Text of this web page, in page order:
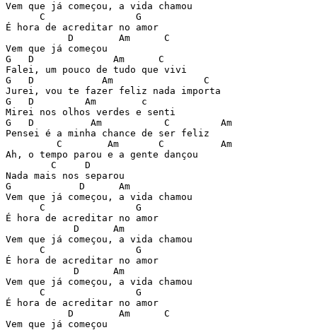
Vem que já começou, a vida chamou
      C                G
É hora de acreditar no amor
           D        Am      C
Vem que já começou
G   D              Am      C
Falei, um pouco de tudo que vivi
G   D            Am                C
Jurei, vou te fazer feliz nada importa
G   D         Am        c
Mirei nos olhos verdes e senti
G   D          Am           C         Am
Pensei é a minha chance de ser feliz
         C        Am       C          Am
Ah, o tempo parou e a gente dançou
        C     D
Nada mais nos separou
G            D      Am
Vem que já começou, a vida chamou
      C                G
É hora de acreditar no amor
            D      Am
Vem que já começou, a vida chamou
      C                G
É hora de acreditar no amor
            D      Am
Vem que já começou, a vida chamou
      C                G
É hora de acreditar no amor
           D        Am      C
Vem que já começou